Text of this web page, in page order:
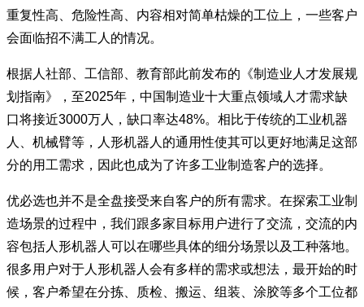
重复性高、危险性高、内容相对简单枯燥的工位上，一些客户
会面临招不满工人的情况。
根据人社部、工信部、教育部此前发布的《制造业人才发展规
划指南》，至2025年，中国制造业十大重点领域人才需求缺
口将接近3000万人，缺口率达48%。相比于传统的工业机器
人、机械臂等，人形机器人的通用性使其可以更好地满足这部
分的用工需求，因此也成为了许多工业制造客户的选择。
优必选也并不是全盘接受来自客户的所有需求。在探索工业制
造场景的过程中，我们跟多家目标用户进行了交流，交流的内
容包括人形机器人可以在哪些具体的细分场景以及工种落地。
很多用户对于人形机器人会有多样的需求或想法，最开始的时
候，客户希望在分拣、质检、搬运、组装、涂胶等多个工位都